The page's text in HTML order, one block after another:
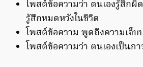
โพสต์ข้อความว่า ตนเองรู้สึกผิ
รู้สึกหมดหวังในชีวิต
โพสต์ข้อความ พูดถึงความเจ็บ
โพสต์ข้อความว่า ตนเองเป็นภ